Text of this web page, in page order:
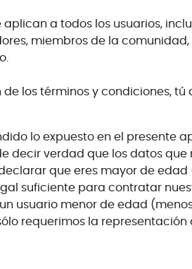
aplican a todos los usuarios,
miembros de la
los términos y condiciones, tú
lo expuesto en el presente
decir verdad que los datos que
que eres mayor de edad
suficiente para contratar
usuario menor de edad
requerimos la representación